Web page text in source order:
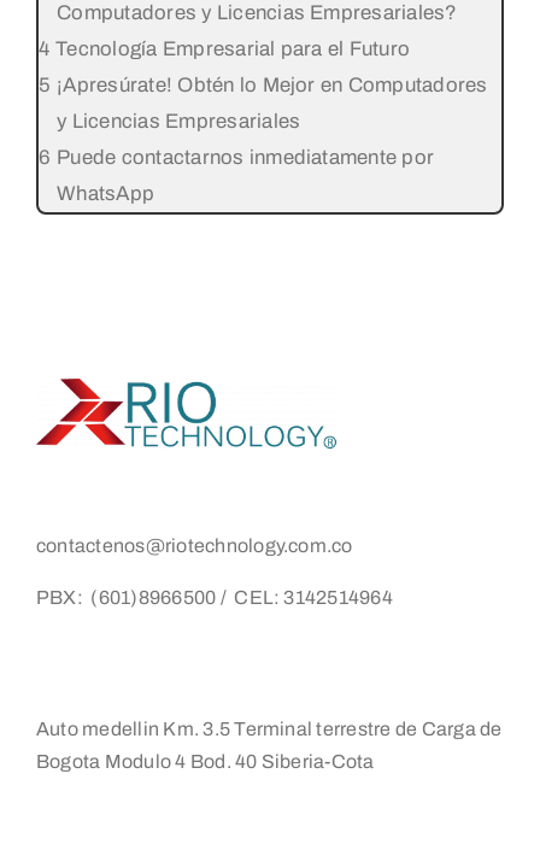
Computadores y Licencias Empresariales?
Tecnología Empresarial para el Futuro
¡Apresúrate! Obtén lo Mejor en Computadores
y Licencias Empresariales
Puede contactarnos inmediatamente por
WhatsApp
contactenos@riotechnology.com.co
PBX: (601)8966500 / CEL: 3142514964
Auto medellin Km. 3.5 Terminal terrestre de Carga de
Bogota Modulo 4 Bod. 40 Siberia-Cota